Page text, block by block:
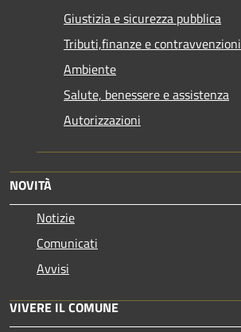
Giustizia e sicurezza pubblica
Tributi,finanze e contravvenzioni
Ambiente
Salute, benessere e assistenza
Autorizzazioni
NOVITÀ
Notizie
Comunicati
Avvisi
VIVERE IL COMUNE